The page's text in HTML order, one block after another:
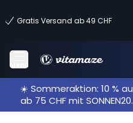
Gratis Versand ab 49 CHF
Menü
☀️ Sommeraktion: 10 %
ab 75 CHF mit